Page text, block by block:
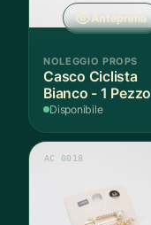
Anteprima
NOLEGGIO PROPS
Casco Ciclista
Bianco - 1 Pezzo
Disponibile
AC 0018